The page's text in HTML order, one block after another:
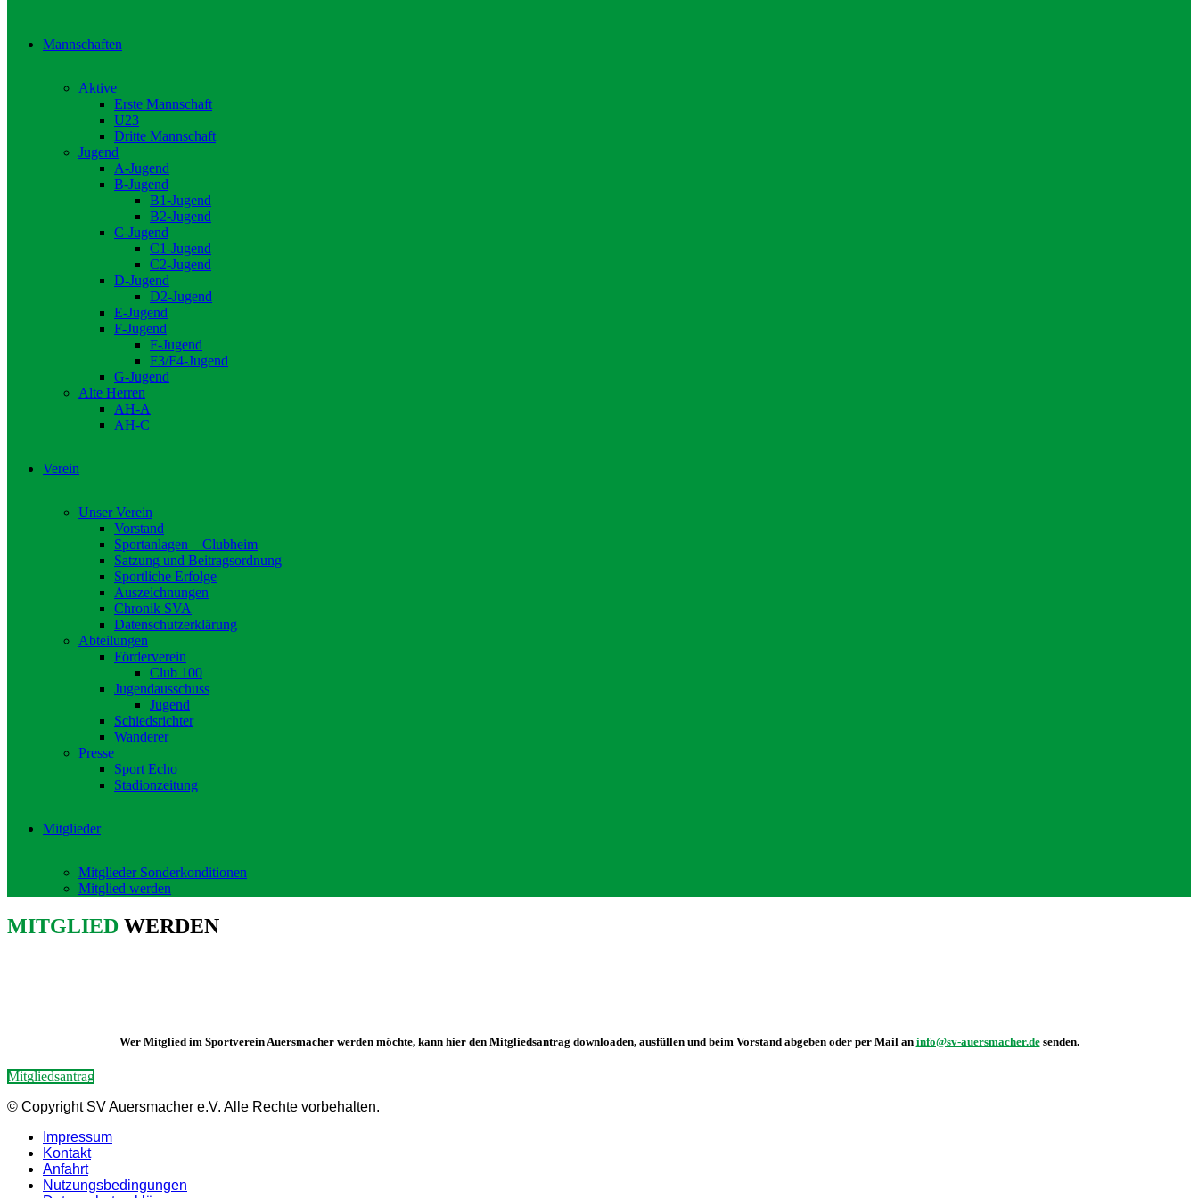
Mannschaften
Aktive
Erste Mannschaft
U23
Dritte Mannschaft
Jugend
A-Jugend
B-Jugend
B1-Jugend
B2-Jugend
C-Jugend
C1-Jugend
C2-Jugend
D-Jugend
D2-Jugend
E-Jugend
F-Jugend
F-Jugend
F3/F4-Jugend
G-Jugend
Alte Herren
AH-A
AH-C
Verein
Unser Verein
Vorstand
Sportanlagen – Clubheim
Satzung und Beitragsordnung
Sportliche Erfolge
Auszeichnungen
Chronik SVA
Datenschutzerklärung
Abteilungen
Förderverein
Club 100
Jugendausschuss
Jugend
Schiedsrichter
Wanderer
Presse
Sport Echo
Stadionzeitung
Mitglieder
Mitglieder Sonderkonditionen
Mitglied werden
MITGLIED WERDEN
Wer Mitglied im Sportverein Auersmacher werden möchte, kann hier den Mitgliedsantrag downloaden, ausfüllen und beim Vorstand abgeben oder per Mail an info@sv-auersmacher.de senden.
Mitgliedsantrag
© Copyright SV Auersmacher e.V. Alle Rechte vorbehalten.
Impressum
Kontakt
Anfahrt
Nutzungsbedingungen